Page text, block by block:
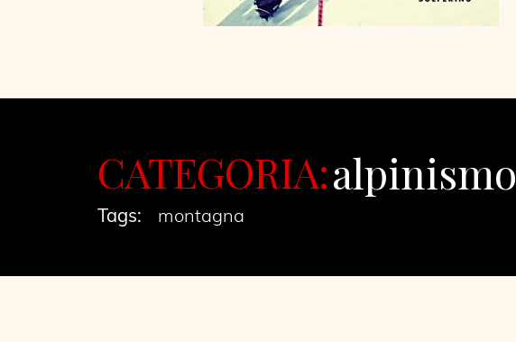
CATEGORIA:alpinismo
Tags: montagna